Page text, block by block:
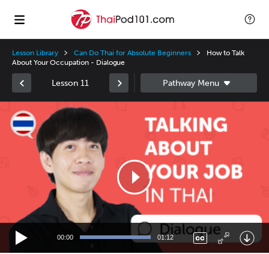
Lesson Library Can Do Thai for Absolute Beginners
How to Talk
About Your Occupation - Dialogue
Lesson 11
Player
00:00 01:12